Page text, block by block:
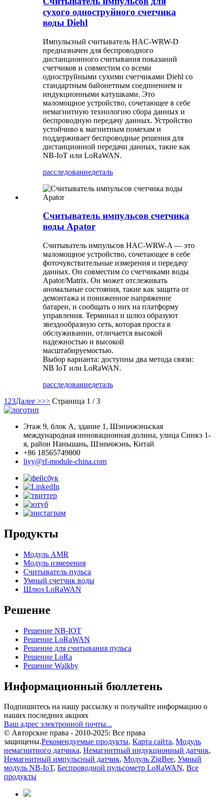
сухого одноструйного счетчика
воды Diehl
Импульсный считыватель HAC-WRW-D
предназначен для беспроводного
дистанционного считывания показаний
счетчиков и совместим со всеми
одноструйными сухими счетчиками Diehl со
стандартным байонетным соединением и
индукционными катушками. Это
маломощное устройство, сочетающее в себе
немагнитную технологию сбора данных и
беспроводную передачу данных. Устройство
устойчиво к магнитным помехам и
поддерживает беспроводные решения для
дистанционной передачи данных, такие как
NB-IoT или LoRaWAN.
расследованиедеталь
Считыватель импульсов счетчика
воды Apator
Считыватель импульсов HAC-WRW-A — это
маломощное устройство, сочетающее в себе
фоточувствительные измерения и передачу
данных. Он совместим со счетчиками воды
Apator/Matrix. Он может отслеживать
аномальные состояния, такие как защита от
демонтажа и пониженное напряжение
батареи, и сообщать о них на платформу
управления. Терминал и шлюз образуют
звездообразную сеть, которая проста в
обслуживании, отличается высокой
надежностью и высокой
масштабируемостью.
Выбор варианта: доступны два метода связи:
NB IoT или LoRaWAN.
расследованиедеталь
1 23Далее >>> Страница 1 / 3
Этаж 9, блок А, здание 1, Шэньчжэньская
международная инновационная долина, улица Синкэ 1-
я, район Наньшань, Шэньчжэнь, Китай
+86 18565749800
liyy@rf-module-china.com
Продукты
Модуль AMR
Модуль измерения
Считыватель пульса
Умный счетчик воды
Шлюз LoRaWAN
Решение
Решение NB-IOT
Решение LoRaWAN
Решение для считывания пульса
Решение LoRa
Решение Walkby
Информационный бюллетень
Подпишитесь на нашу рассылку и получайте информацию о
наших последних акциях
Ваш адрес электронной почты...
© Авторские права - 2010-2025: Все права
защищены.Рекомендуемые продукты, Карта сайта, Модуль
немагнитного датчика, Немагнитный индукционный датчик,
Немагнитный импульсный датчик, Модуль ZigBee, Умный
модуль NB-IoT, Беспроводной пульсометр LoRaWAN, Все
продукты